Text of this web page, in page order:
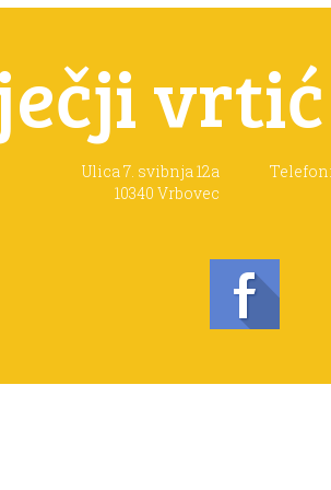
Telefon:
Ulica 7. svibnja 12a
10340 Vrbovec